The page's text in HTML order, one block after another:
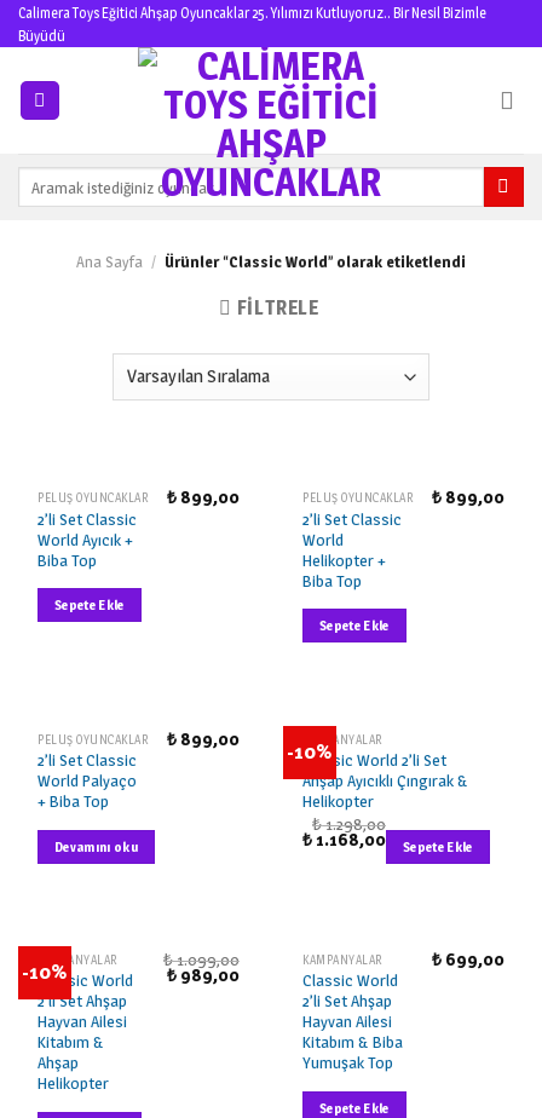
Skip
to
Calimera Toys Eğitici Ahşap Oyuncaklar 25. Yılımızı Kutluyoruz.. Bir Nesil Bizimle
Büyüdü
Ana Sayfa / Ürünler “Classic World” olarak etiketlendi
FILTRELE
PELUŞ OYUNCAKLAR
2’li Set Classic
World Ayıcık +
Biba Top
₺899,00
Sepete Ekle
PELUŞ OYUNCAKLAR
2’li Set Classic
World
Helikopter +
Biba Top
₺899,00
Sepete Ekle
STOKTA YOK
PELUŞ OYUNCAKLAR
2’li Set Classic
World Palyaço
+ Biba Top
₺899,00
Devamını oku
-10%
KAMPANYALAR
Classic World 2’li Set
Ahşap Ayıcıklı Çıngırak &
Helikopter
₺1.298,00
₺1.168,00 Sepete Ekle
-10%
KAMPANYALAR
Classic World
2’li Set Ahşap
Hayvan Ailesi
Kitabım &
Ahşap
Helikopter
₺1.099,00
₺989,00
KAMPANYALAR
Classic World
2’li Set Ahşap
Hayvan Ailesi
Kitabım & Biba
Yumuşak Top
₺699,00
Sepete Ekle